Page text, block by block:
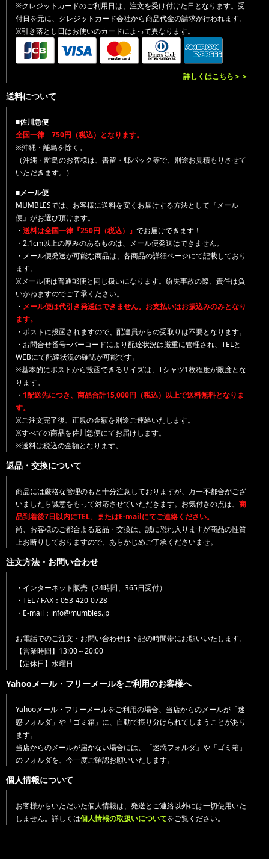
※クレジットカードのご利用日は、注文を受け付けた日となります。受
付日を元に、クレジットカード会社から商品代金の請求が行われます。
※引き落とし日はお使いのカードによって異なります。
詳しくはこちら＞＞
送料について
■佐川急便
全国一律 750円（税込）となります。
※沖縄・離島を除く。
（沖縄・離島のお客様は、書留・郵パック等で、別途お見積もりさせて
いただきます。）
■メール便
MUMBLESでは、お客様に送料を安くお届けする方法として『メール
便』がお選び頂けます。
・ 送料は全国一律『250円（税込）』 でお届けできます！
・2.1cm以上の厚みのあるものは、メール便発送はできません。
・メール便発送が可能な商品は、各商品の詳細ページにて記載しており
ます。
※メール便は普通郵便と同じ扱いになります。紛失事故の際、責任は負
いかねますのでご了承ください。
・ メール便は代引き発送はできません。お支払いはお振込みのみとなり
ます。
・ポストに投函されますので、配達員からの受取りは不要となります。
・お問合せ番号+バーコードにより配達状況は厳重に管理され、TELと
WEBにて配達状況の確認が可能です。
※基本的にポストから投函できるサイズは、Tシャツ1枚程度が限度とな
ります。
・ 1配送先につき、商品合計15,000円（税込）以上で送料無料となりま
す。
※ご注文完了後、正規の金額を別途ご連絡いたします。
※すべての商品を佐川急便にてお届けします。
※送料は税込の金額となります。
返品・交換について
商品には厳格な管理のもと十分注意しておりますが、万一不都合がござ
いましたら誠意をもって対応させていただきます。お気付きの点は、 商
品到着後7日以内にTEL、またはE-mailにてご連絡ください。
尚、お客様のご都合よる返品・交換は、誠に恐れ入りますが商品の性質
上お断りしておりますので、あらかじめご了承くださいませ。
注文方法・お問い合わせ
・インターネット販売（24時間、365日受付）
・TEL / FAX：053-420-0728
・E-mail：info@mumbles.jp
お電話でのご注文・お問い合わせは下記の時間帯にお願いいたします。
【営業時間】13:00～20:00
【定休日】水曜日
Yahooメール・フリーメールをご利用のお客様へ
Yahooメール・フリーメールをご利用の場合、当店からのメールが「迷
惑フォルダ」や「ゴミ箱」に、自動で振り分けられてしまうことがあり
ます。
当店からのメールが届かない場合には、「迷惑フォルダ」や「ゴミ箱」
のフォルダを、今一度ご確認お願いいたします。
個人情報について
お客様からいただいた個人情報は、発送とご連絡以外には一切使用いた
しません。詳しくは個人情報の取扱いについてをご覧ください。